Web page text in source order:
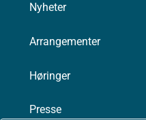
Nyheter
Arrangementer
Høringer
Presse